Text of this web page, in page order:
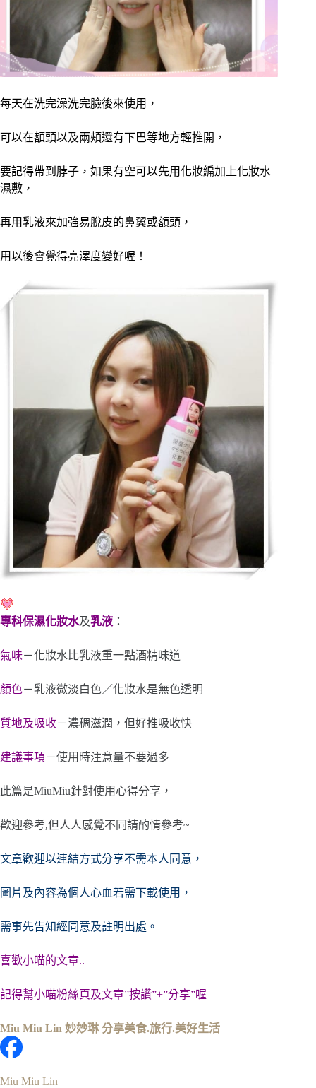
每天在洗完澡洗完臉後來使用，
可以在額頭以及兩頰還有下巴等地方輕推開，
要記得帶到脖子，如果有空可以先用化妝編加上化妝水
濕敷，
再用乳液來加強易脫皮的鼻翼或額頭，
用以後會覺得亮澤度變好喔！
專科保濕化妝水及乳液 ：
氣味－化妝水比乳液重一點酒精味道
顏色－乳液微淡白色／化妝水是無色透明
質地及吸收－濃稠滋潤，但好推吸收快
建議事項－使用時注意量不要過多
此篇是MiuMiu針對使用心得分享，
歡迎參考,但人人感覺不同請酌情參考~
文章歡迎以連結方式分享不需本人同意，
圖片及內容為個人心血若需下載使用，
需事先告知經同意及註明出處。
喜歡小喵的文章..
記得幫小喵粉絲頁及文章”按讚”+”分享”喔
Miu Miu Lin 妙妙琳 分享美食.旅行.美好生活
Miu Miu Lin